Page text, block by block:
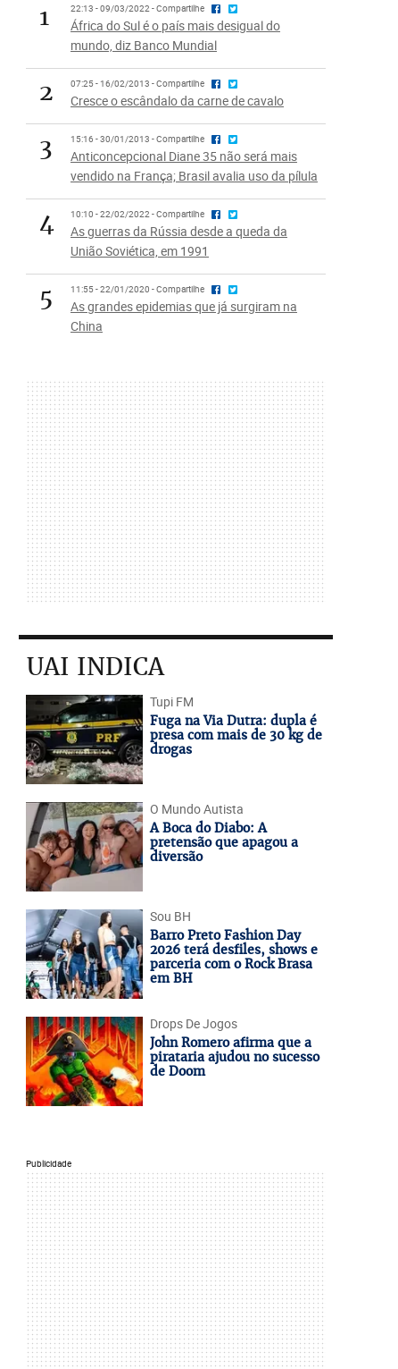
1
22:13 - 09/03/2022 - Compartilhe
África do Sul é o país mais desigual do
mundo, diz Banco Mundial
2 07:25 - 16/02/2013 - Compartilhe
Cresce o escândalo da carne de cavalo
3 15:16 - 30/01/2013 - Compartilhe
Anticoncepcional Diane 35 não será mais
vendido na França; Brasil avalia uso da pílula
4 10:10 - 22/02/2022 - Compartilhe
As guerras da Rússia desde a queda da
União Soviética, em 1991
5 11:55 - 22/01/2020 - Compartilhe
As grandes epidemias que já surgiram na
China
UAI INDICA
Tupi FM
Fuga na Via Dutra: dupla é
presa com mais de 30 kg de
drogas
O Mundo Autista
A Boca do Diabo: A
pretensão que apagou a
diversão
Sou BH
Barro Preto Fashion Day
2026 terá desfiles, shows e
parceria com o Rock Brasa
em BH
Drops De Jogos
John Romero afirma que a
pirataria ajudou no sucesso
de Doom
Publicidade